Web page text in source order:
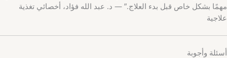
مهمًا بشكل خاص قبل بدء العلاج.” — د. عبد الله فؤاد، أخصائي تغذية
علاجية
أسئلة وأجوبة